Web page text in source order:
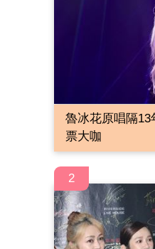
魯冰花原唱隔
票大咖
2